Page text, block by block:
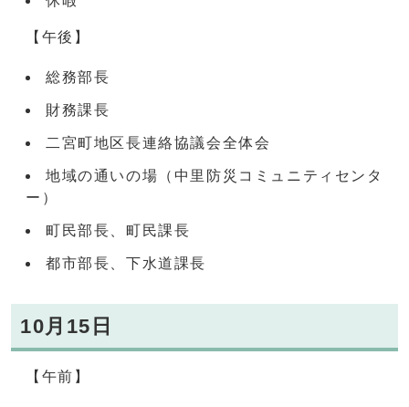
【午後】
総務部長
財務課長
二宮町地区長連絡協議会全体会
地域の通いの場（中里防災コミュニティセンタ
ー）
町民部長、町民課長
都市部長、下水道課長
10月15日
【午前】